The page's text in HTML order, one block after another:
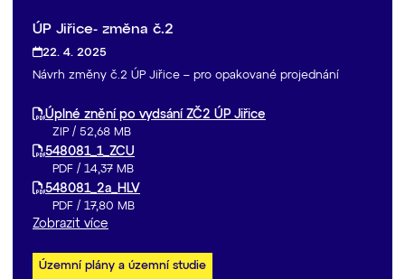
ÚP Jiřice- změna č.2
22. 4. 2025
Návrh změny č.2 ÚP Jiřice – pro opakované projednání
Úplné znění po vydsání ZČ2 ÚP Jiřice
ZIP / 52,68 MB
548081_1_ZCU
PDF / 14,37 MB
548081_2a_HLV
PDF / 17,80 MB
Zobrazit více
Územní plány a územní studie